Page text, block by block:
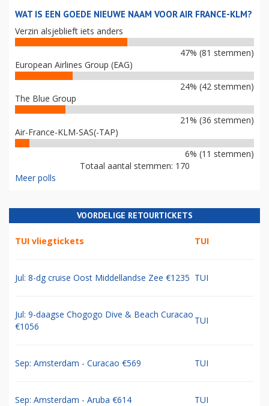
WAT IS EEN GOEDE NIEUWE NAAM VOOR AIR FRANCE-KLM?
Verzin alsjeblieft iets anders
47% (81 stemmen)
European Airlines Group (EAG)
24% (42 stemmen)
The Blue Group
21% (36 stemmen)
Air-France-KLM-SAS(-TAP)
6% (11 stemmen)
Totaal aantal stemmen: 170
Meer polls
VOORDELIGE RETOURTICKETS
TUI vliegtickets TUI
Jul: 8-dg cruise Oost Middellandse Zee €1235 TUI
Jul: 9-daagse Chogogo Dive & Beach Curacao
€1056
TUI
Sep: Amsterdam - Curacao €569 TUI
Sep: Amsterdam - Aruba €614 TUI